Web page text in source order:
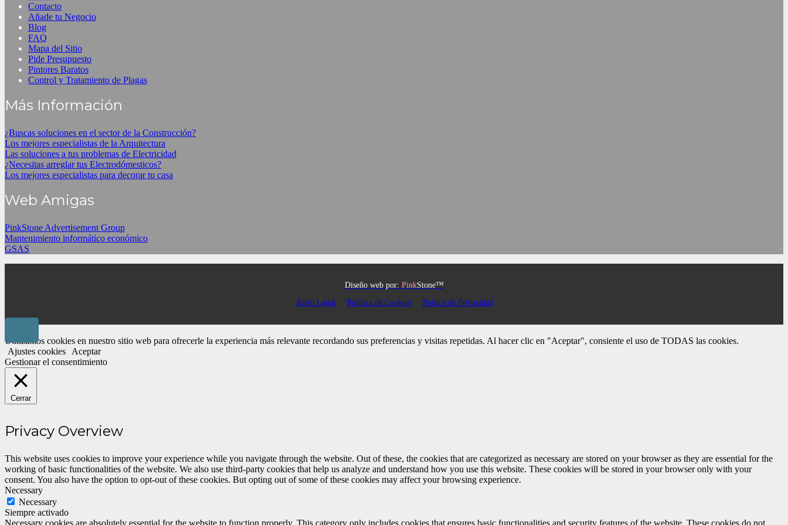
Contacto
Añade tu Negocio
Blog
FAQ
Mapa del Sitio
Pide Presupuesto
Pintores Baratos
Control y Tratamiento de Plagas
Más Información
¿Buscas soluciones en el sector de la Construcción?
Los mejores especialistas de la Arquitectura
Las soluciones a tus problemas de Electricidad
¿Necesitas arreglar tus Electrodómesticos?
Los mejores especialistas para decorar tu casa
Web Amigas
PinkStone Advertisement Group
Mantenimiento informático económico
GSAS
Diseño web por: PinkStone™
Aviso Legal
Política de Cookies Poítica de Privacidad
Utilizamos cookies en nuestro sitio web para ofrecerle la experiencia más relevante recordando sus preferencias y visitas repetidas. Al hacer clic en "Aceptar", consiente el uso de TODAS las cookies.
Ajustes cookies
Aceptar
Gestionar el consentimiento
Cerrar
Privacy Overview
This website uses cookies to improve your experience while you navigate through the website. Out of these, the cookies that are categorized as necessary are stored on your browser as they are essential for the
working of basic functionalities of the website. We also use third-party cookies that help us analyze and understand how you use this website. These cookies will be stored in your browser only with your
consent. You also have the option to opt-out of these cookies. But opting out of some of these cookies may affect your browsing experience.
Necessary
Necessary
Siempre activado
Necessary cookies are absolutely essential for the website to function properly. This category only includes cookies that ensures basic functionalities and security features of the website. These cookies do not